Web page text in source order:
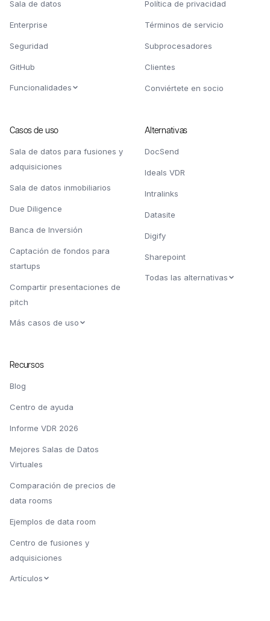
Sala de datos
Enterprise
Seguridad
GitHub
Funcionalidades
Política de privacidad
Términos de servicio
Subprocesadores
Clientes
Conviértete en socio
Casos de uso
Sala de datos para fusiones y
adquisiciones
Sala de datos inmobiliarios
Due Diligence
Banca de Inversión
Captación de fondos para
startups
Compartir presentaciones de
pitch
Más casos de uso
Alternativas
DocSend
Ideals VDR
Intralinks
Datasite
Digify
Sharepoint
Todas las alternativas
Recursos
Blog
Centro de ayuda
Informe VDR 2026
Mejores Salas de Datos
Virtuales
Comparación de precios de
data rooms
Ejemplos de data room
Centro de fusiones y
adquisiciones
Artículos